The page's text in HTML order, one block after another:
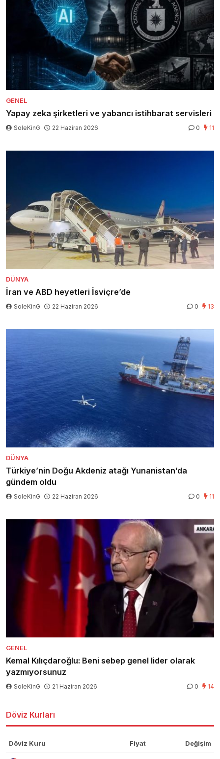
GENEL
Yapay zeka şirketleri ve yabancı istihbarat servisleri
SoleKinG 22 Haziran 2026 0 11
DÜNYA
İran ve ABD heyetleri İsviçre’de
SoleKinG 22 Haziran 2026 0 13
DÜNYA
Türkiye’nin Doğu Akdeniz atağı Yunanistan’da
gündem oldu
SoleKinG 22 Haziran 2026 0 11
GENEL
Kemal Kılıçdaroğlu: Beni sebep genel lider olarak
yazmıyorsunuz
SoleKinG 21 Haziran 2026 0 14
Döviz Kurları
Döviz Kuru Fiyat Değişim